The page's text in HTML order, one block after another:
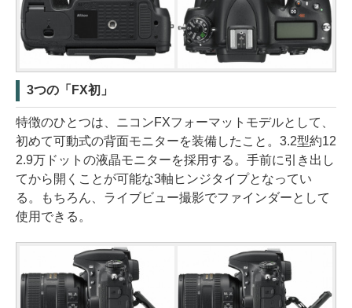
3つの「FX初」
特徴のひとつは、ニコンFXフォーマットモデルとして、
初めて可動式の背面モニターを装備したこと。3.2型約12
2.9万ドットの液晶モニターを採用する。手前に引き出し
てから開くことが可能な3軸ヒンジタイプとなってい
る。もちろん、ライブビュー撮影でファインダーとして
使用できる。